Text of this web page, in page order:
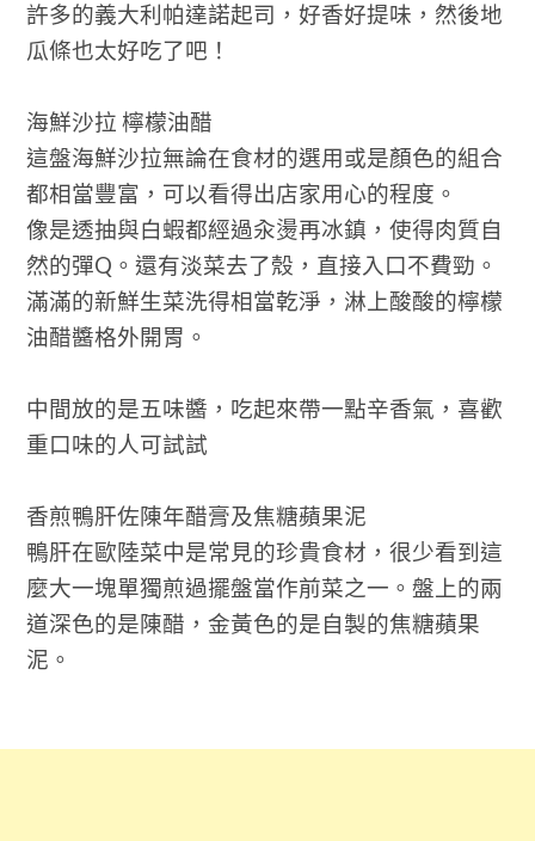
許多的義大利帕達諾起司，好香好提味，然後地
瓜條也太好吃了吧！
海鮮沙拉 檸檬油醋
這盤海鮮沙拉無論在食材的選用或是顏色的組合
都相當豐富，可以看得出店家用心的程度。
像是透抽與白蝦都經過汆燙再冰鎮，使得肉質自
然的彈Q。還有淡菜去了殼，直接入口不費勁。
滿滿的新鮮生菜洗得相當乾淨，淋上酸酸的檸檬
油醋醬格外開胃。
中間放的是五味醬，吃起來帶一點辛香氣，喜歡
重口味的人可試試
香煎鴨肝佐陳年醋膏及焦糖蘋果泥
鴨肝在歐陸菜中是常見的珍貴食材，很少看到這
麼大一塊單獨煎過擺盤當作前菜之一。盤上的兩
道深色的是陳醋，金黃色的是自製的焦糖蘋果
泥。